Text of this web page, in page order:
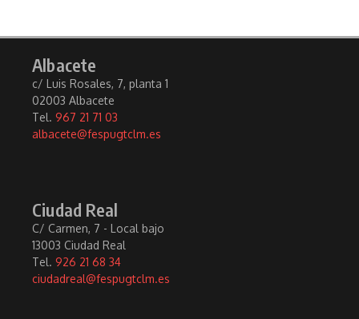
Albacete
c/ Luis Rosales, 7, planta 1
02003 Albacete
Tel. 967 21 71 03
albacete@fespugtclm.es
Ciudad Real
C/ Carmen, 7 - Local bajo
13003 Ciudad Real
Tel. 926 21 68 34
ciudadreal@fespugtclm.es